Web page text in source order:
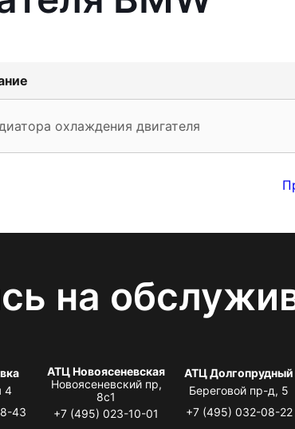
охлаждения двигателя
на
4
43
АТЦ Новоясеневская
Новоясеневский пр,
8с1
+7 (495) 023-10-01
АТЦ Долгопрудный
Береговой пр-д, 5
+7 (495) 032-08-22